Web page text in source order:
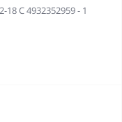
C 4932352959 - 1